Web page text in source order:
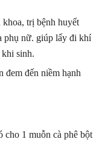
trị bệnh huyết
phụ nữ. giúp lấy đi khí
sau khi sinh.
đem đến niềm hạnh
cho 1 muỗn cà phê bột